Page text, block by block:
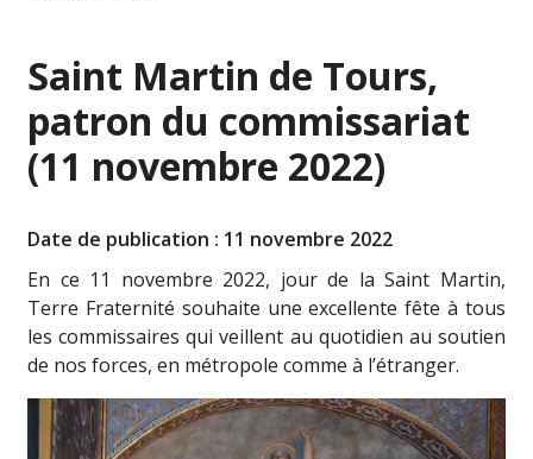
Saint Martin de Tours,
patron du commissariat
(11 novembre 2022)
Date de publication : 11 novembre 2022
En ce 11 novembre 2022, jour de la Saint Martin,
Terre Fraternité souhaite une excellente fête à tous
les commissaires qui veillent au quotidien au soutien
de nos forces, en métropole comme à l’étranger.